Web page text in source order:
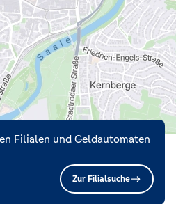
Filialen und Geldautomaten
Zur Filialsuche